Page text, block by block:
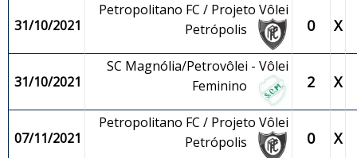
31/10/2021
Petropolitano FC / Projeto Vôlei
Petrópolis
0 X
31/10/2021
SC Magnólia/Petrovôlei - Vôlei
Feminino
2 X
07/11/2021
Petropolitano FC / Projeto Vôlei
Petrópolis
0 X